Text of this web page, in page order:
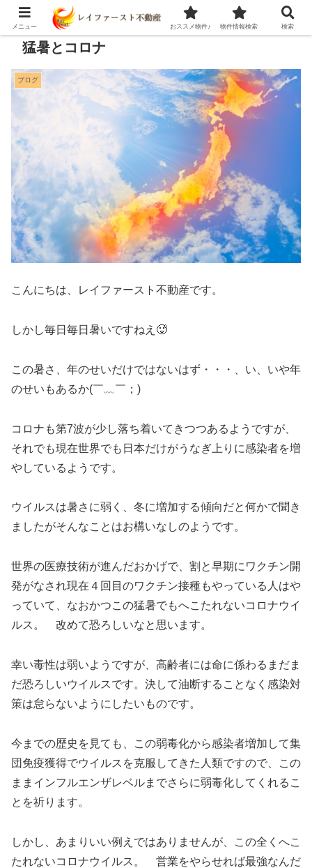
猛暑とコロナ
ブログ
こんにちは、レイファースト不動産です。
しかし毎日毎日暑いですねえ🥵
この暑さ、年のせいだけではないはず・・・、い、いや年
のせいもあるか(￣﹏￣；)
コロナも第7波が少し落ち着いてきつつあるようですが、
それでも現在世界でも日本だけがうなぎ上りに感染者を増
やしているようです。
ウイルスは暑さに弱く、冬に増加する傾向だと何かで聞き
ましたがそんなことはお構いなしのようです。
世界の医療技術が進んだおかげで、割と早期にワクチン開
発がなされ現在４回目のワクチン接種もやっている人はや
っていて、なおかつこの猛暑でもへこたれないコロナウイ
ルス。 改めて恐ろしいなと思います。
幸い毒性は弱いようですが、高齢者には命に係わるまだま
だ恐ろしいウイルスです。決して油断することなく感染対
策は怠らないようにしたいものです。
今までの歴史を見ても、この弱毒化から感染者増加して集
団免疫獲得でウイルスを克服してきた人類ですので、この
ままインフルエンザレベルまでさらに弱毒化してくれるこ
とを祈ります。
しかし、あまりいい例えではありませんが、この全くへこ
たれないコロナウイルス。 営業をやらせれば最強なんだ
メニュー おススメ物件♪ 物件情報検索 検索